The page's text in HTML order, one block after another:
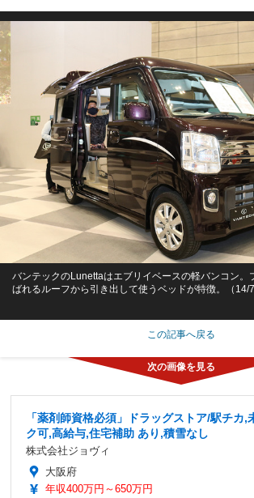
バンテックのLunettaはエブリイベースの軽バンコン。
ばれるルーフから引き出して使うベッドが特徴。（14/
この記事へ戻る
「薬剤師資格必須」ドラッグストア/駅チカ,
ク可,高給与,住宅補助 あり,積雪なし
株式会社ジョヴィ
大阪府
年収400万円～650万円